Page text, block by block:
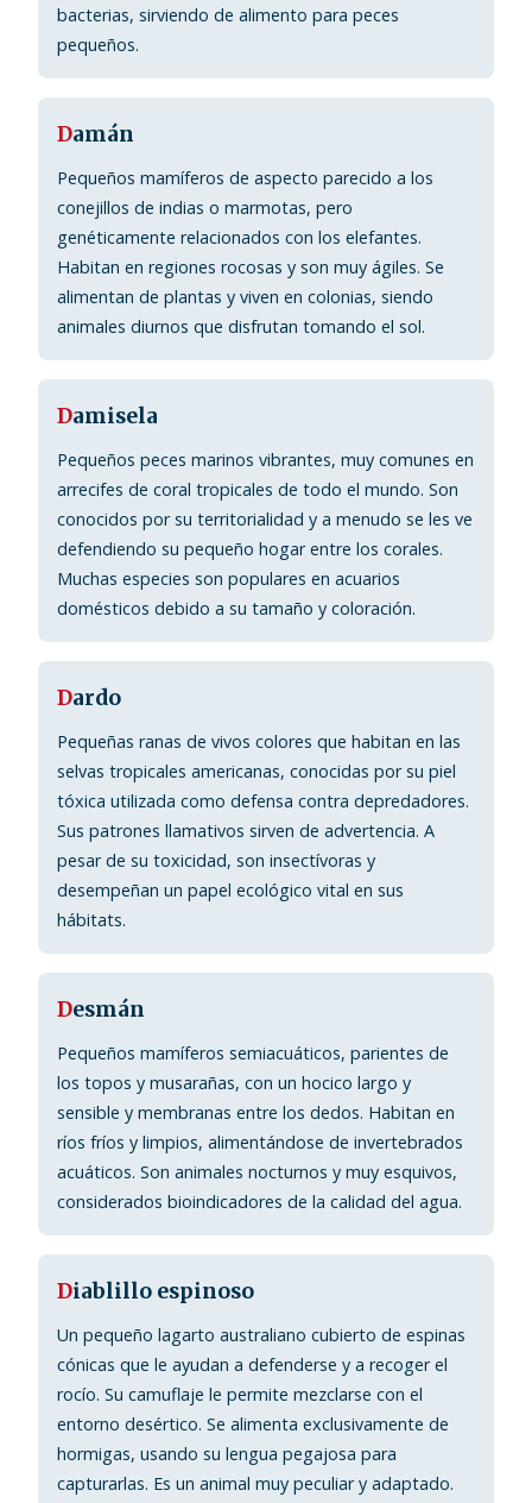
bacterias, sirviendo de alimento para peces
pequeños.
Damán
Pequeños mamíferos de aspecto parecido a los
conejillos de indias o marmotas, pero
genéticamente relacionados con los elefantes.
Habitan en regiones rocosas y son muy ágiles. Se
alimentan de plantas y viven en colonias, siendo
animales diurnos que disfrutan tomando el sol.
Damisela
Pequeños peces marinos vibrantes, muy comunes en
arrecifes de coral tropicales de todo el mundo. Son
conocidos por su territorialidad y a menudo se les ve
defendiendo su pequeño hogar entre los corales.
Muchas especies son populares en acuarios
domésticos debido a su tamaño y coloración.
Dardo
Pequeñas ranas de vivos colores que habitan en las
selvas tropicales americanas, conocidas por su piel
tóxica utilizada como defensa contra depredadores.
Sus patrones llamativos sirven de advertencia. A
pesar de su toxicidad, son insectívoras y
desempeñan un papel ecológico vital en sus
hábitats.
Desmán
Pequeños mamíferos semiacuáticos, parientes de
los topos y musarañas, con un hocico largo y
sensible y membranas entre los dedos. Habitan en
ríos fríos y limpios, alimentándose de invertebrados
acuáticos. Son animales nocturnos y muy esquivos,
considerados bioindicadores de la calidad del agua.
Diablillo espinoso
Un pequeño lagarto australiano cubierto de espinas
cónicas que le ayudan a defenderse y a recoger el
rocío. Su camuflaje le permite mezclarse con el
entorno desértico. Se alimenta exclusivamente de
hormigas, usando su lengua pegajosa para
capturarlas. Es un animal muy peculiar y adaptado.